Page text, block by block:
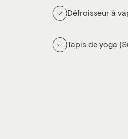
Défroisseur à
Tapis de yoga